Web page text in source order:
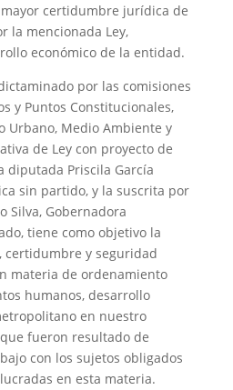
certidumbre jurídica de
la mencionada Ley,
económico de la entidad.
por las comisiones
y Puntos Constitucionales,
Urbano, Medio Ambiente y
de Ley con proyecto de
diputada Priscila García
sin partido, y la suscrita por
Silva, Gobernadora
tiene como objetivo la
certidumbre y seguridad
materia de ordenamiento
humanos, desarrollo
en nuestro
fueron resultado de
con los sujetos obligados
en esta materia.